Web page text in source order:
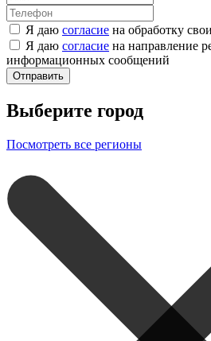
Я даю согласие на обработку
Я даю согласие на направление
информационных сообщений
Отправить
Выберите город
Посмотреть все регионы